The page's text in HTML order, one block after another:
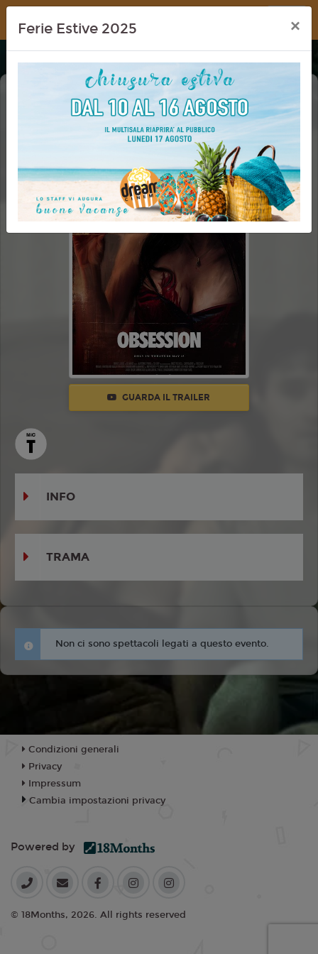
Dream Cinema
OBSESSION
VM 14
GUARDA IL TRAILER
INFO
TRAMA
Non ci sono spettacoli legati a questo evento.
Ferie Estive 2025 ×
Condizioni generali
Privacy
Impressum
Cambia impostazioni privacy
Powered by
© 18Months, 2026. All rights reserved